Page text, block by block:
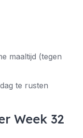
maaltijd (tegen
te rusten
Week 32